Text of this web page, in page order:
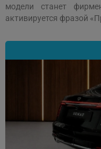
модели станет
активируется фразой